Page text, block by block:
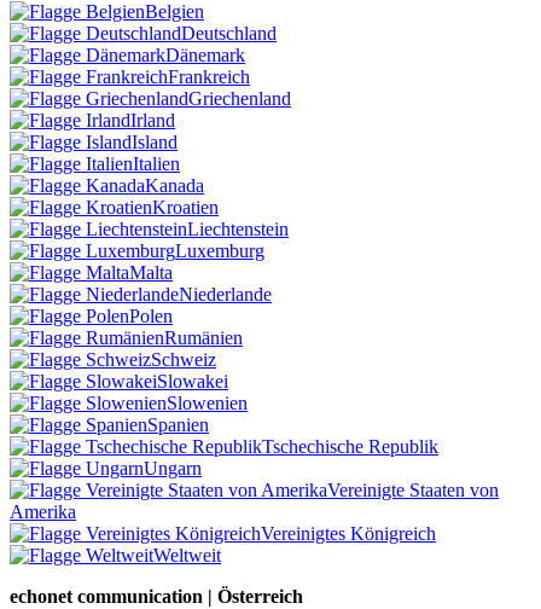
Belgien
Deutschland
Dänemark
Frankreich
Griechenland
Irland
Island
Italien
Kanada
Kroatien
Liechtenstein
Luxemburg
Malta
Niederlande
Polen
Rumänien
Schweiz
Slowakei
Slowenien
Spanien
Tschechische Republik
Ungarn
Vereinigte Staaten von
Amerika
Vereinigtes Königreich
Weltweit
echonet communication | Österreich